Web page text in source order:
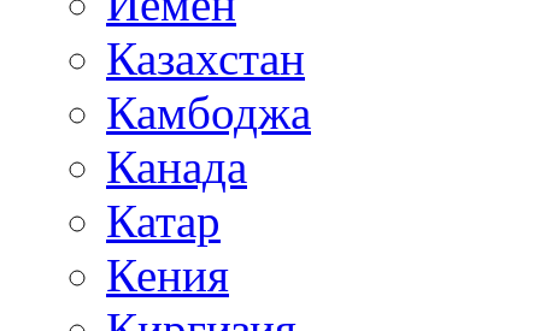
Казахстан
Камбоджа
Канада
Катар
Кения